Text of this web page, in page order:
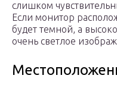
слишком
Если монитор
будет темной, а
очень светлое